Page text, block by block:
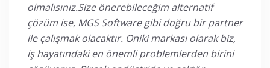
olmalısınız.Size önerebileceğim alternatif
çözüm ise, MGS Software gibi doğru bir partner
ile çalışmak olacaktır. Oniki markası olarak biz,
iş hayatındaki en önemli problemlerden birini